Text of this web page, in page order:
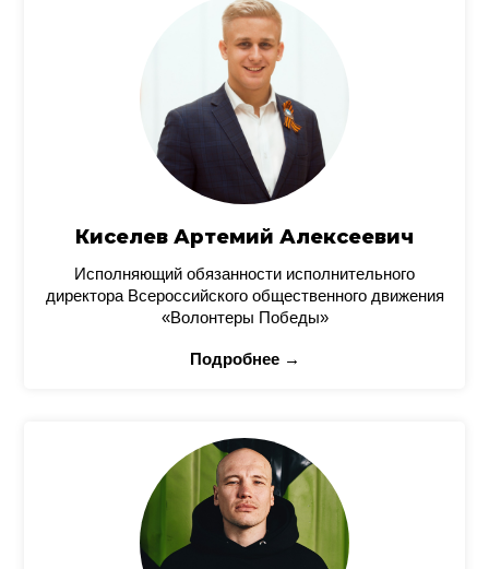
Киселев Артемий Алексеевич
Исполняющий обязанности исполнительного
директора Всероссийского общественного движения
«Волонтеры Победы»
Подробнее →